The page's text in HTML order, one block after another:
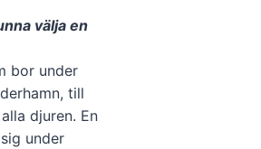
välja en
bor under
till
djuren. En
under